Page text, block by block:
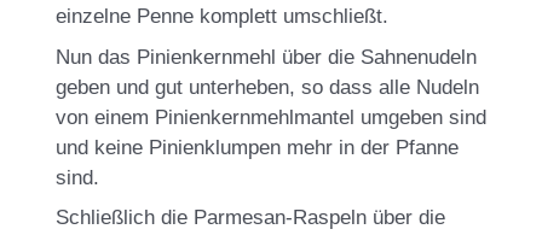
einzelne Penne komplett umschließt.
Nun das Pinienkernmehl über die Sahnenudeln
geben und gut unterheben, so dass alle Nudeln
von einem Pinienkernmehlmantel umgeben sind
und keine Pinienklumpen mehr in der Pfanne
sind.
Schließlich die Parmesan-Raspeln über die